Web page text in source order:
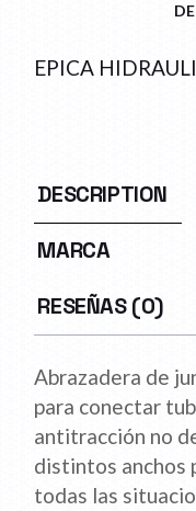
EPICA
DESCRIPTION
MARCA
RESEÑAS (0)
Abrazadera de
para conectar
antitracción no
distintos anchos
todas las